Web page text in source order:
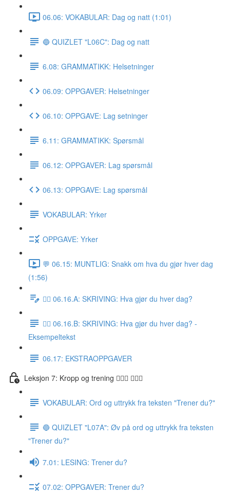
06.06: VOKABULAR: Dag og natt (1:01)
🔵 QUIZLET "L06C": Dag og natt
6.08: GRAMMATIKK: Helsetninger
06.09: OPPGAVER: Helsetninger
06.10: OPPGAVE: Lag setninger
6.11: GRAMMATIKK: Spørsmål
06.12: OPPGAVER: Lag spørsmål
06.13: OPPGAVE: Lag spørsmål
VOKABULAR: Yrker
OPPGAVE: Yrker
💬 06.15: MUNTLIG: Snakk om hva du gjør hver dag
(1:56)
✍🏼 06.16.A: SKRIVING: Hva gjør du hver dag?
✍🏼 06.16.B: SKRIVING: Hva gjør du hver dag? -
Eksempeltekst
06.17: EKSTRAOPPGAVER
Leksjon 7: Kropp og trening 🚶🏼‍♀️ 🏋🏽‍♀️
VOKABULAR: Ord og uttrykk fra teksten "Trener du?"
🔵 QUIZLET "L07A": Øv på ord og uttrykk fra teksten
"Trener du?"
7.01: LESING: Trener du?
07.02: OPPGAVER: Trener du?